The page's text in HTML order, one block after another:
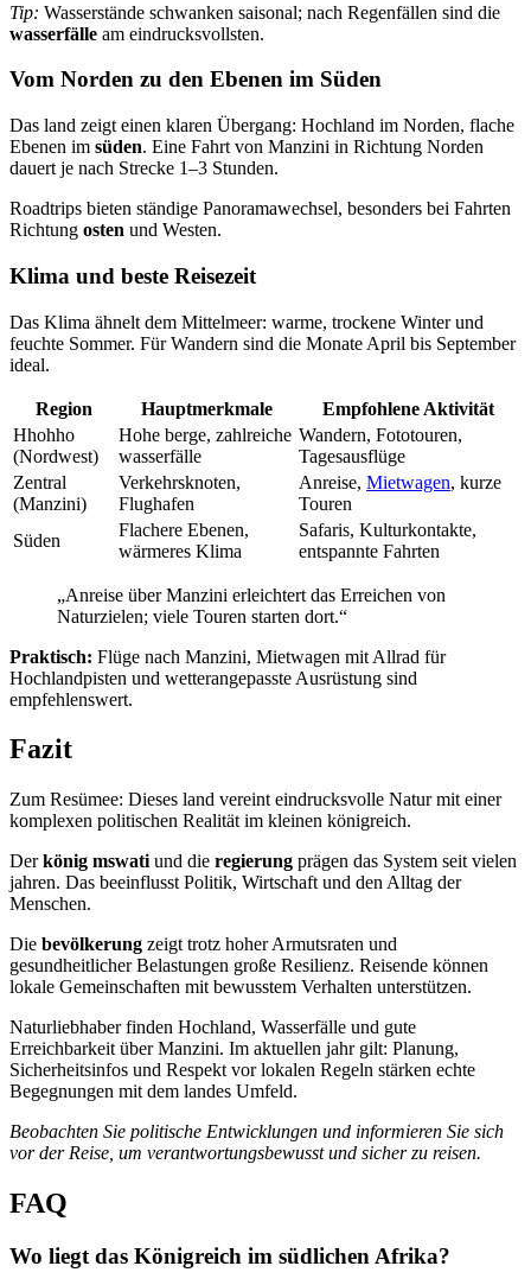
Tip: Wasserstände schwanken saisonal; nach Regenfällen sind die
wasserfälle am eindrucksvollsten.
Vom Norden zu den Ebenen im Süden
Das land zeigt einen klaren Übergang: Hochland im Norden, flache
Ebenen im süden. Eine Fahrt von Manzini in Richtung Norden
dauert je nach Strecke 1–3 Stunden.
Roadtrips bieten ständige Panoramawechsel, besonders bei Fahrten
Richtung osten und Westen.
Klima und beste Reisezeit
Das Klima ähnelt dem Mittelmeer: warme, trockene Winter und
feuchte Sommer. Für Wandern sind die Monate April bis September
ideal.
Region Hauptmerkmale
Empfohlene Aktivität
Hhohho
(Nordwest)
Hohe berge, zahlreiche
wasserfälle
Wandern, Fototouren,
Tagesausflüge
Zentral
(Manzini)
Verkehrsknoten,
Flughafen
Anreise, Mietwagen, kurze
Touren
Süden
Flachere Ebenen,
wärmeres Klima
Safaris, Kulturkontakte,
entspannte Fahrten
„Anreise über Manzini erleichtert das Erreichen von
Naturzielen; viele Touren starten dort.“
Praktisch: Flüge nach Manzini, Mietwagen mit Allrad für
Hochlandpisten und wetterangepasste Ausrüstung sind
empfehlenswert.
Fazit
Zum Resümee: Dieses land vereint eindrucksvolle Natur mit einer
komplexen politischen Realität im kleinen königreich.
Derkönig mswati und die regierung prägen das System seit vielen
jahren. Das beeinflusst Politik, Wirtschaft und den Alltag der
Menschen.
Die bevölkerung zeigt trotz hoher Armutsraten und
gesundheitlicher Belastungen große Resilienz. Reisende können
lokale Gemeinschaften mit bewusstem Verhalten unterstützen.
Naturliebhaber finden Hochland, Wasserfälle und gute
Erreichbarkeit über Manzini. Im aktuellen jahr gilt: Planung,
Sicherheitsinfos und Respekt vor lokalen Regeln stärken echte
Begegnungen mit dem landes Umfeld.
Beobachten Sie politische Entwicklungen und informieren Sie sich
vor der Reise, um verantwortungsbewusst und sicher zu reisen.
FAQ
Wo liegt das Königreich im südlichen Afrika?